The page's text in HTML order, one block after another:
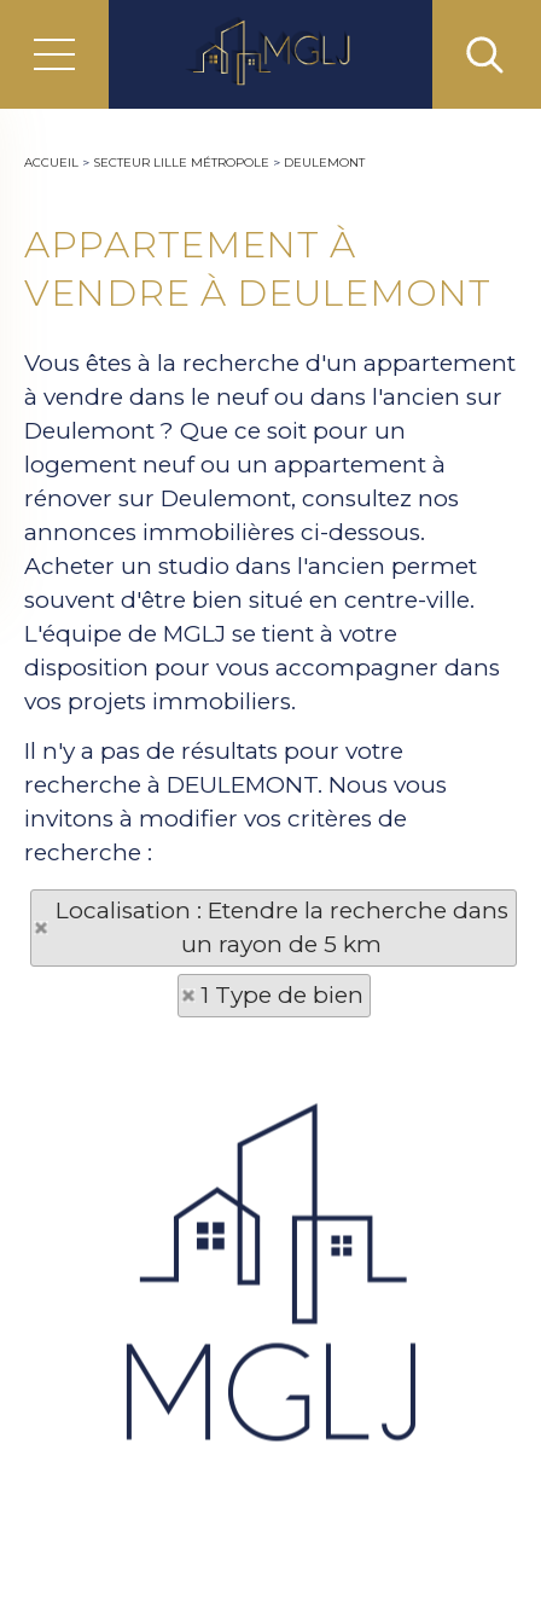
ACCUEIL > SECTEUR LILLE MÉTROPOLE > DEULEMONT
APPARTEMENT À
VENDRE À DEULEMONT
Vous êtes à la recherche d'un appartement
à vendre dans le neuf ou dans l'ancien sur
Deulemont ? Que ce soit pour un
logement neuf ou un appartement à
rénover sur Deulemont, consultez nos
annonces immobilières ci-dessous.
Acheter un studio dans l'ancien permet
souvent d'être bien situé en centre-ville.
L'équipe de MGLJ se tient à votre
disposition pour vous accompagner dans
vos projets immobiliers.
Il n'y a pas de résultats pour votre
recherche à DEULEMONT. Nous vous
invitons à modifier vos critères de
recherche :
Localisation : Etendre la recherche dans
un rayon de 5 km
1 Type de bien